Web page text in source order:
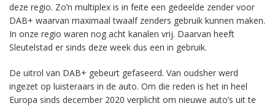
deze regio. Zo’n multiplex is in feite een gedeelde zender voor
DAB+ waarvan maximaal twaalf zenders gebruik kunnen maken.
In onze regio waren nog acht kanalen vrij. Daarvan heeft
Sleutelstad er sinds deze week dus een in gebruik.
De uitrol van DAB+ gebeurt gefaseerd. Van oudsher werd
ingezet op luisteraars in de auto. Om die reden is het in heel
Europa sinds december 2020 verplicht om nieuwe auto’s uit te